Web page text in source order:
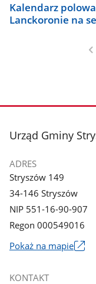
Kalendarz
Lanckoronie na
stopka
Urząd Gminy
ADRES
Stryszów 149
34-146 Stryszów
NIP 551-16-90-907
Regon 000549016
Pokaż na mapieLink
KONTAKT